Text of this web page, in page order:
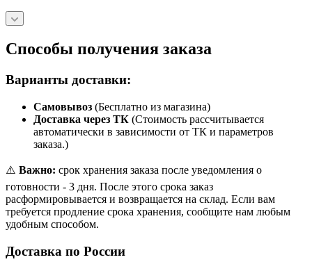
Способы получения заказа
Варианты доставки:
Самовывоз (Бесплатно из магазина)
Доставка через ТК (Стоимость рассчитывается
автоматически в зависимости от ТК и параметров
заказа.)
⚠️ Важно: срок хранения заказа после уведомления о
готовности - 3 дня. После этого срока заказ
расформировывается и возвращается на склад. Если вам
требуется продление срока хранения, сообщите нам любым
удобным способом.
Доставка по России